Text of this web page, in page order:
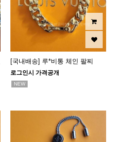
[국내배송] 루*비통 체인 팔찌
로그인시 가격공개
NEW